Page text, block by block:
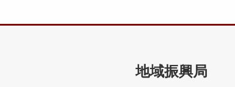
地域振興局